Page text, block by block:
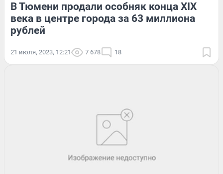
В Тюмени продали особняк конца XIX
века в центре города за 63 миллиона
рублей
21 июля, 2023, 12:21 7 678 18